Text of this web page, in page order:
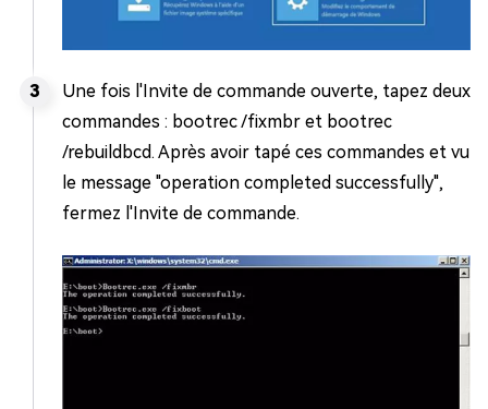
Une fois l'Invite de commande ouverte, tapez deux
commandes : bootrec /fixmbr et bootrec
/rebuildbcd. Après avoir tapé ces commandes et vu
le message "operation completed successfully",
fermez l'Invite de commande.